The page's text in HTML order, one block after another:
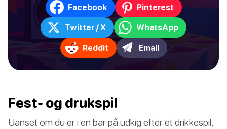
Facebook Pinterest
Twitter / X WhatsApp
Reddit Email
Fest- og drukspil
Uanset om du er i en bar på udkig efter et drikkespil,